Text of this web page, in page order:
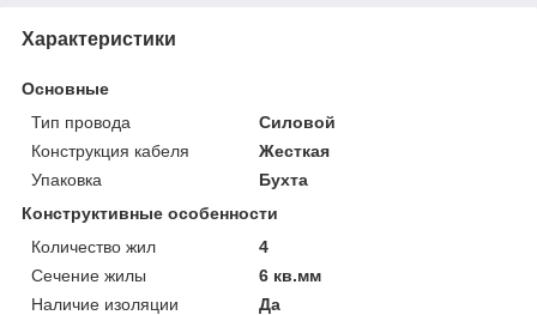
Характеристики
Основные
Тип провода
Силовой
Конструкция кабеля
Жесткая
Упаковка
Бухта
Конструктивные особенности
Количество жил
4
Сечение жилы
6 кв.мм
Наличие изоляции
Да